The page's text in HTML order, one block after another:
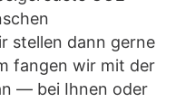
stellen dann gerne
fangen wir mit der
— bei Ihnen oder